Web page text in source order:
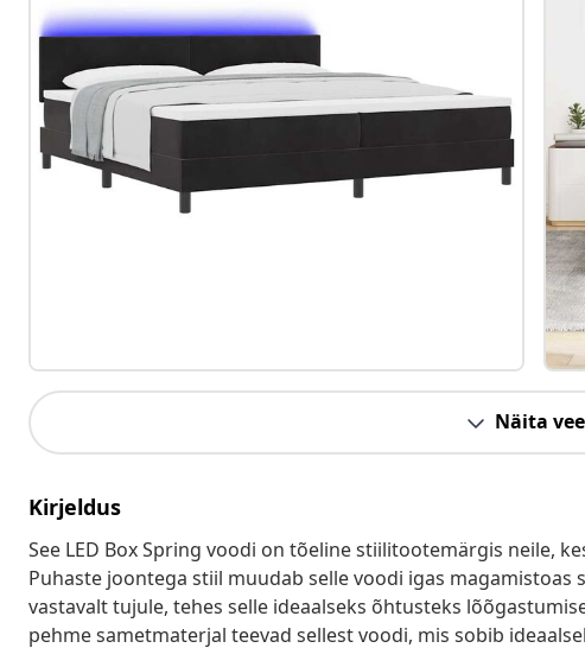
Näita
Kirjeldus
See LED Box Spring voodi on tõeline stiilitootemärgis neile,
Puhaste joontega stiil muudab selle voodi igas magamistoas
vastavalt tujule, tehes selle ideaalseks õhtusteks
pehme sametmaterjal teevad sellest voodi, mis sobib